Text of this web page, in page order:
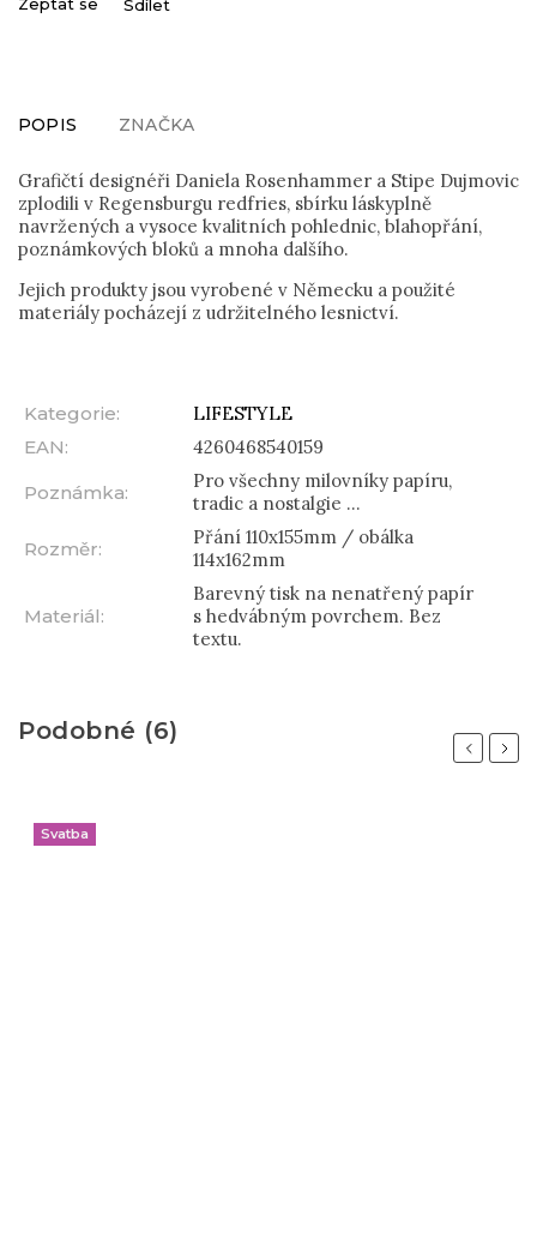
Sdílet
POPIS ZNAČKA
Grafičtí designéři Daniela Rosenhammer a Stipe Dujmovic
zplodili v Regensburgu redfries, sbírku láskyplně
navržených a vysoce kvalitních pohlednic, blahopřání,
poznámkových bloků a mnoha dalšího.
Jejich produkty jsou vyrobené v Německu a použité
materiály pocházejí z udržitelného lesnictví.
Kategorie:
LIFESTYLE
EAN:
4260468540159
Poznámka:
Pro všechny milovníky papíru,
tradic a nostalgie ...
Rozměr:
Přání 110x155mm / obálka
114x162mm
Materiál:
Barevný tisk na nenatřený papír
s hedvábným povrchem. Bez
textu.
Podobné (6)
Previous
Svatba
Next